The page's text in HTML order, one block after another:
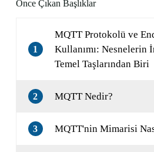
Önce Çıkan Başlıklar
1
MQTT Protokolü ve
Kullanımı: Nesnelerin
Temel Taşlarından Biri
2 MQTT Nedir?
3 MQTT'nin Mimarisi